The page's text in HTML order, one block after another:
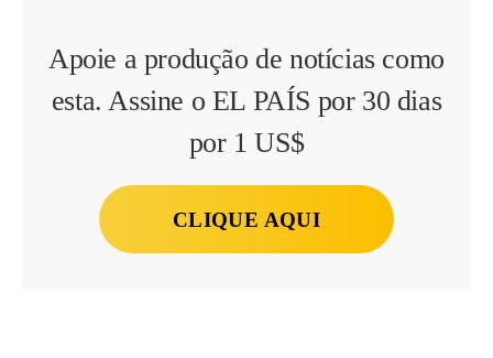
Apoie a produção de notícias como
esta. Assine o EL PAÍS por 30 dias
por 1 US$
CLIQUE AQUI